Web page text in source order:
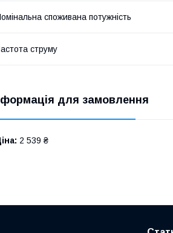
споживана потужність
струму
для замовлення
2 539 ₴